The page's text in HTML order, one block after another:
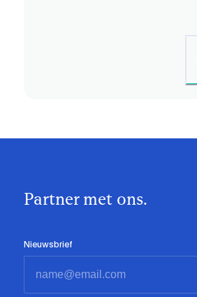
Partner met ons.
Nieuwsbrief